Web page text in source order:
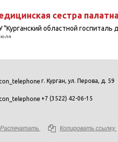
сестра
"Курганский областной госпиталь
г. Курган, ул. Перова, д. 59
+7 (3522) 42-06-15
Распечатать Копировать ссылку